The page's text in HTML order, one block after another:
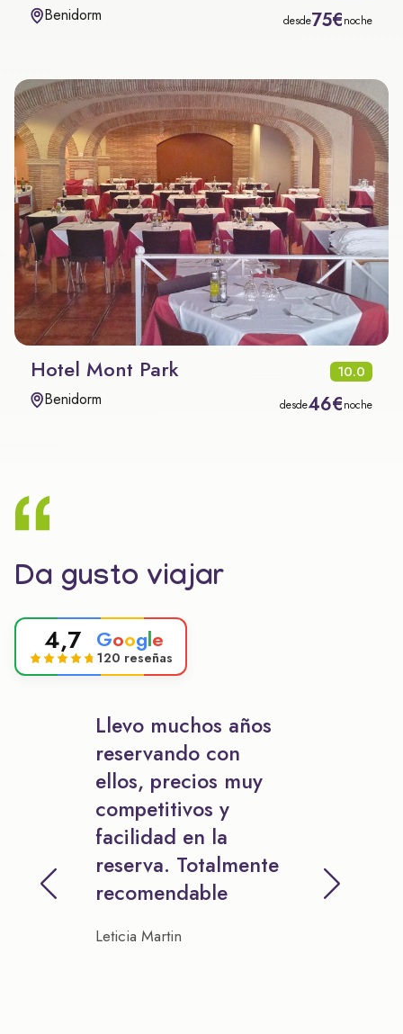
Benidorm desde75€noche
Hotel Mont Park 10.0
Benidorm desde46€noche
Da gusto viajar
4,7 Google
120 reseñas
Llevo muchos años
reservando con
ellos, precios muy
competitivos y
facilidad en la
reserva. Totalmente
recomendable
Leticia Martin